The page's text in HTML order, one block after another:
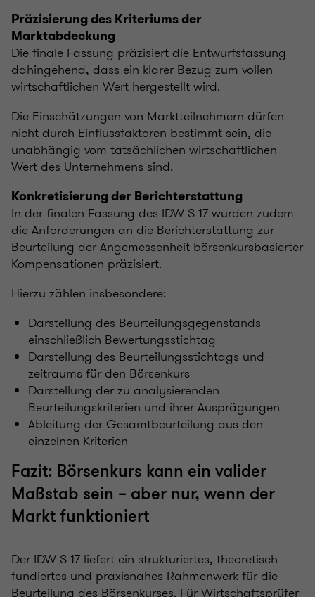
Präzisierung des Kriteriums der
Marktabdeckung
Die finale Fassung präzisiert die Entwurfsfassung
dahingehend, dass ein klarer Bezug zum vollen
wirtschaftlichen Wert hergestellt wird.
Die Einschätzungen von Marktteilnehmern dürfen
nicht durch Einflussfaktoren bestimmt sein, die
unabhängig vom tatsächlichen wirtschaftlichen
Wert des Unternehmens sind.
Konkretisierung der Berichterstattung
In der finalen Fassung des IDW S 17 wurden zudem
die Anforderungen an die Berichterstattung zur
Beurteilung der Angemessenheit börsenkursbasierter
Kompensationen präzisiert.
Hierzu zählen insbesondere:
Darstellung des Beurteilungsgegenstands
einschließlich Bewertungsstichtag
Darstellung des Beurteilungsstichtags und -
zeitraums für den Börsenkurs
Darstellung der zu analysierenden
Beurteilungskriterien und ihrer Ausprägungen
Ableitung der Gesamtbeurteilung aus den
einzelnen Kriterien
Fazit: Börsenkurs kann ein valider
Maßstab sein – aber nur, wenn der
Markt funktioniert
Der IDW S 17 liefert ein strukturiertes, theoretisch
fundiertes und praxisnahes Rahmenwerk für die
Beurteilung des Börsenkurses. Für Wirtschaftsprüfer